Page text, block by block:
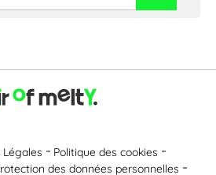
Politique des cookies
des données personnelles